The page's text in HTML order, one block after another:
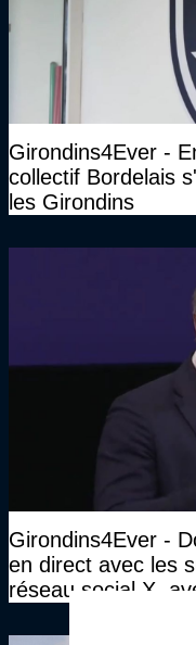
Girondins4Ever -
collectif Bordelais
les Girondins
Girondins4Ever -
en direct avec les
réseau social X,